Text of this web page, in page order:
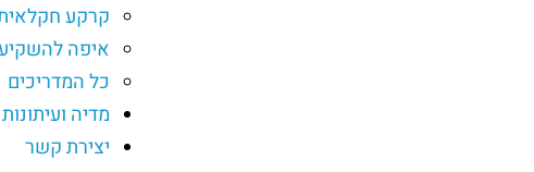
קרקע
איפה
כל המדריכים
מדיה ועיתונות
יצירת קשר